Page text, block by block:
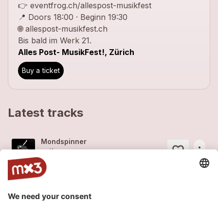
👉 eventfrog.ch/allespost-musikfest
📍 Doors 18:00 · Beginn 19:30
🌐 allespost-musikfest.ch
Bis bald im Werk 21.
Alles Post- MusikFest!, Zürich
Buy a ticket
Latest tracks
Mondspinner
wolfer
2022
more_horiz
Heave Me
2022Rock